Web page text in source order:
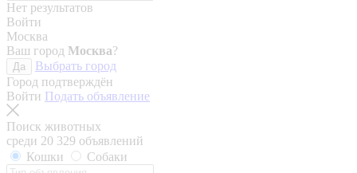
Нет результатов
Войти
Москва
Ваш город Москва?
Да
Выбрать город
Город подтверждён
Войти Подать объявление
Поиск животных
среди 20 329 объявлений
Кошки
Собаки